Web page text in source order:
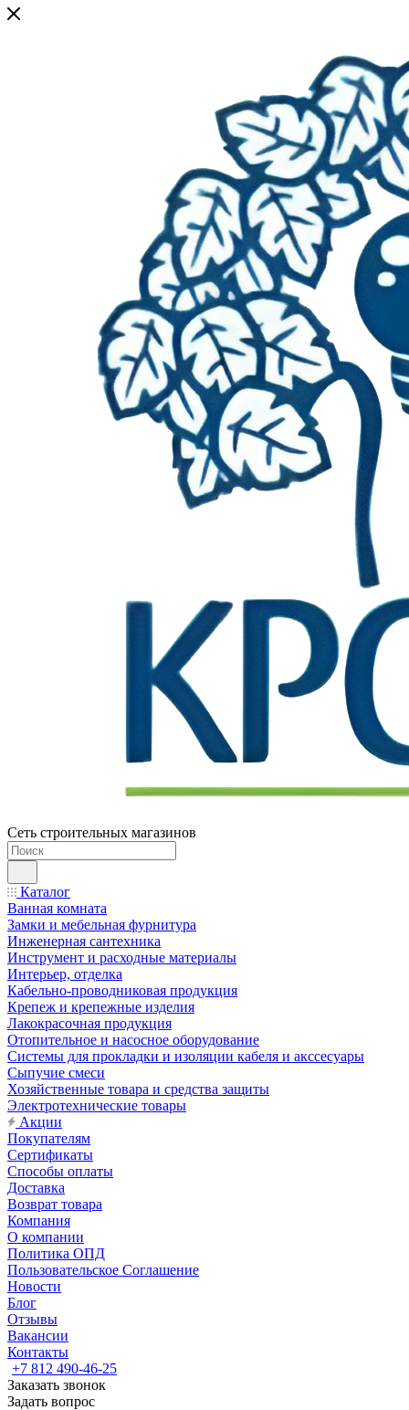
Сеть строительных магазинов
Каталог
Ванная комната
Замки и мебельная фурнитура
Инженерная сантехника
Инструмент и расходные материалы
Интерьер, отделка
Кабельно-проводниковая продукция
Крепеж и крепежные изделия
Лакокрасочная продукция
Отопительное и насосное оборудование
Системы для прокладки и изоляции кабеля и акссесуары
Сыпучие смеси
Хозяйственные товара и средства защиты
Электротехнические товары
Акции
Покупателям
Сертификаты
Способы оплаты
Доставка
Возврат товара
Компания
О компании
Политика ОПД
Пользовательское Соглашение
Новости
Блог
Отзывы
Вакансии
Контакты
+7 812 490-46-25
Заказать звонок
Задать вопрос